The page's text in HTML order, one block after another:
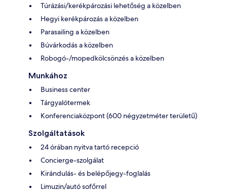
Túrázási/kerékpározási lehetőség a közelben
Hegyi kerékpározás a közelben
Parasailing a közelben
Búvárkodás a közelben
Robogó-/mopedkölcsönzés a közelben
Munkához
Business center
Tárgyalótermek
Konferenciaközpont (600 négyzetméter területű)
Szolgáltatások
24 órában nyitva tartó recepció
Concierge-szolgálat
Kirándulás- és belépőjegy-foglalás
Limuzin/autó sofőrrel